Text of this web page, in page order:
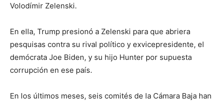
Volodímir Zelenski.
En ella, Trump presionó a Zelenski para que abriera
pesquisas contra su rival político y exvicepresidente, el
demócrata Joe Biden, y su hijo Hunter por supuesta
corrupción en ese país.
En los últimos meses, seis comités de la Cámara Baja han